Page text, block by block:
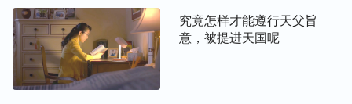
延伸阅读：
进天国的标准是什么
究竟怎样才能遵行天父旨
意，被提进天国呢